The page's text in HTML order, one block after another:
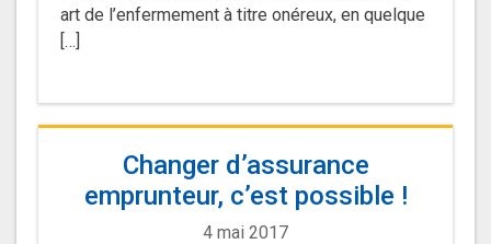
art de l’enfermement à titre onéreux, en quelque
[…]
Changer d’assurance
emprunteur, c’est possible !
4 mai 2017